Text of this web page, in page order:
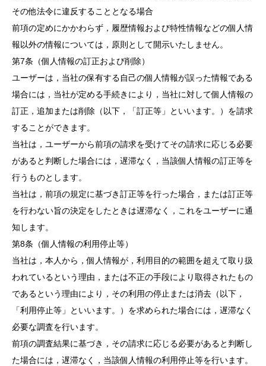
その他法令に違反することとなる場合
前項の定めにかかわらず，履歴情報および特性情報などの個人情
報以外の情報については，原則として開示いたしません。
第7条（個人情報の訂正および削除）
ユーザーは，当社の保有する自己の個人情報が誤った情報である
場合には，当社が定める手続きにより，当社に対して個人情報の
訂正，追加または削除（以下，「訂正等」といいます。）を請求
することができます。
当社は，ユーザーから前項の請求を受けてその請求に応じる必要
があると判断した場合には，遅滞なく，当該個人情報の訂正等を
行うものとします。
当社は，前項の規定に基づき訂正等を行った場合，または訂正等
を行わない旨の決定をしたときは遅滞なく，これをユーザーに通
知します。
第8条（個人情報の利用停止等）
当社は，本人から，個人情報が，利用目的の範囲を超えて取り扱
われているという理由，または不正の手段により取得されたもの
であるという理由により，その利用の停止または消去（以下，
「利用停止等」といいます。）を求められた場合には，遅滞なく
必要な調査を行います。
前項の調査結果に基づき，その請求に応じる必要があると判断し
た場合には，遅滞なく，当該個人情報の利用停止等を行います。